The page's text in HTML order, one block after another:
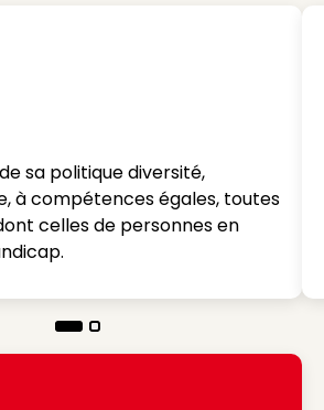
sa politique diversité,
à compétences égales, toutes
celles de personnes en